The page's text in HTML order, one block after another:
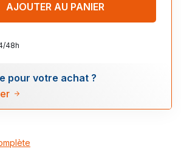
48h
AJOUTER AU PANIER
pour votre achat ?